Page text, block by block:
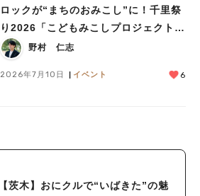
ロックが“まちのおみこし”に！千里祭
り2026「こどもみこしプロジェクト」
が始まります！！
野村 仁志
2026年7月10日 イベント 6
【茨木】おにクルで“いばきた”の魅